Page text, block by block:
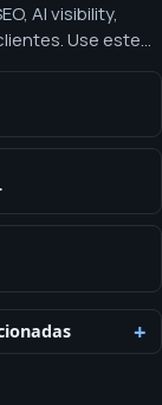
AI visibility,
Use este
entrega, gestão
por trás